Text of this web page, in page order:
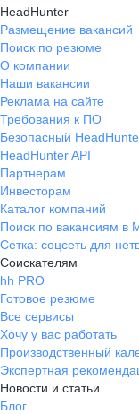
HeadHunter
Размещение вакансий
Поиск по резюме
О компании
Наши вакансии
Реклама на сайте
Требования к ПО
Безопасный
HeadHunter API
Партнерам
Инвесторам
Каталог компаний
Поиск по вакансиям в
Сетка: соцсеть для
Соискателям
hh PRO
Готовое резюме
Все сервисы
Хочу у вас работать
Производственный
Экспертная
Новости и статьи
Блог